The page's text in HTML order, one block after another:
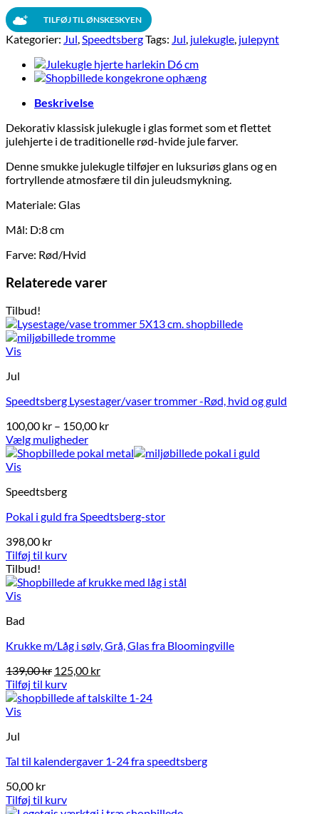
cm
antalTILFØJ TIL ØNSKESKYEN
Kategorier: Jul,SpeedtsbergTags: Jul, julekugle, julepynt
Beskrivelse
Dekorativ klassisk julekugle i glas formet som et flettet
julehjerte i de traditionelle rød-hvide jule farver.
Denne smukke julekugle tilføjer en luksuriøs glans og en
fortryllende atmosfære til din juleudsmykning.
Materiale: Glas
Mål: D:8 cm
Farve: Rød/Hvid
Relaterede varer
Tilbud!
Vis
Jul
Speedtsberg Lysestager/vaser trommer -Rød, hvid og guld
100,00 kr – 150,00 krPrisinterval:
til
Vælg muligheder
Dette
vare
flere
Mulighederne
vælges
på
varesiden
Vis
Speedtsberg
Pokal i guld fra Speedtsberg-stor
398,00 kr
Tilføj til kurv
Tilbud!
Vis
Bad
Krukke m/Låg i sølv, Grå, Glas fra Bloomingville
139,00kr Den
oprindelige
pris
125,00 krDen
pris
Tilføj til kurv
Vis
Jul
Tal til kalendergaver 1-24 fra speedtsberg
50,00 kr
Tilføj til kurv